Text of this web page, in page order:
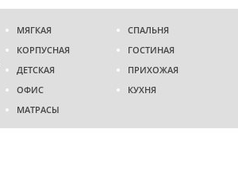
МЯГКАЯ
КОРПУСНАЯ
ДЕТСКАЯ
ОФИС
МАТРАСЫ
СПАЛЬНЯ
ГОСТИНАЯ
ПРИХОЖАЯ
КУХНЯ